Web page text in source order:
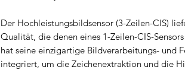
Der Hochleistungsbildsensor (3-Zeilen-CIS)
Qualität, die denen eines 1-Zeilen-CIS-
hat seine einzigartige Bildverarbeitungs- und
integriert, um die Zeichenextraktion und die